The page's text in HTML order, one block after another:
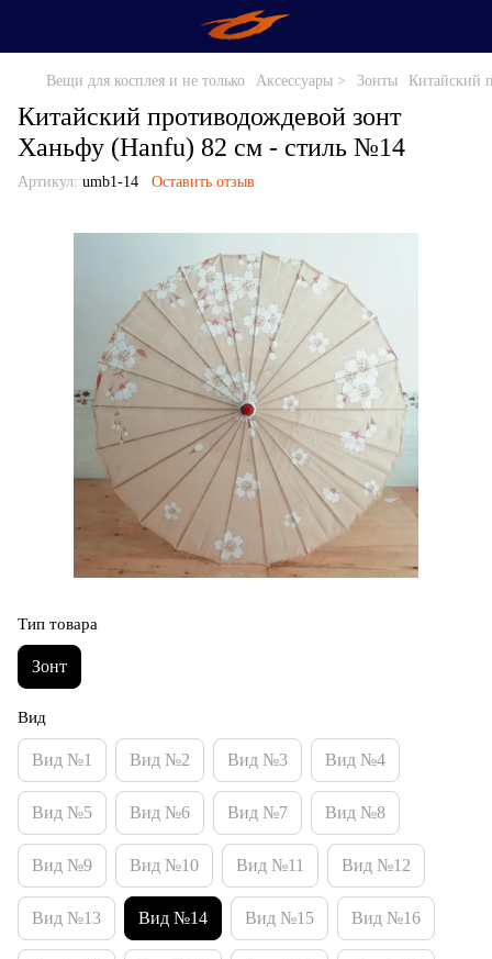
Вещи для косплея и не только Аксессуары > Зонты Китайский
Китайский противодождевой зонт
Ханьфу (Hanfu) 82 см - стиль №14
Артикул: umb1-14 Оставить отзыв
Тип товара
Зонт
Вид
Вид №1 Вид №2 Вид №3 Вид №4
Вид №5 Вид №6 Вид №7 Вид №8
Вид №9 Вид №10 Вид №11 Вид №12
Вид №13 Вид №14 Вид №15 Вид №16